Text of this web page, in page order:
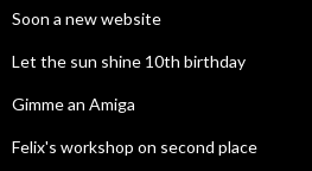
Soon a new website
Let the sun shine 10th birthday
Gimme an Amiga
Felix's workshop on second place